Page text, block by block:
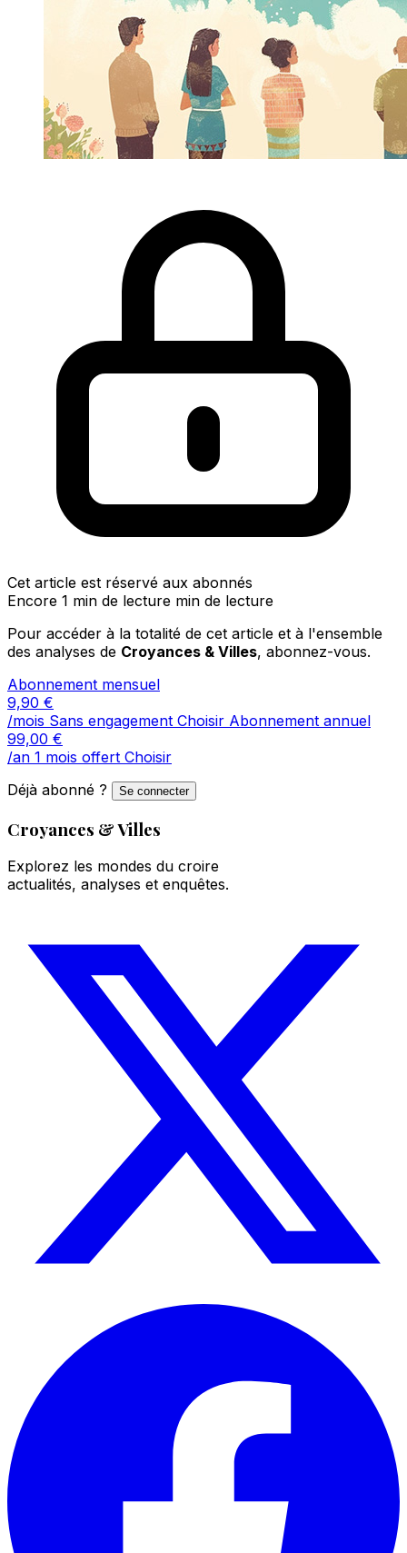
Cet article est réservé aux abonnés
Encore 1 min de lecture min de lecture
Pour accéder à la totalité de cet article et à l'ensemble
des analyses de Croyances & Villes, abonnez-vous.
Abonnement mensuel
9,90 €
/mois Sans engagement Choisir Abonnement annuel
99,00 €
/an 1 mois offert Choisir
Déjà abonné ?
Se connecter
Croyances & Villes
Explorez les mondes du croire
actualités, analyses et enquêtes.